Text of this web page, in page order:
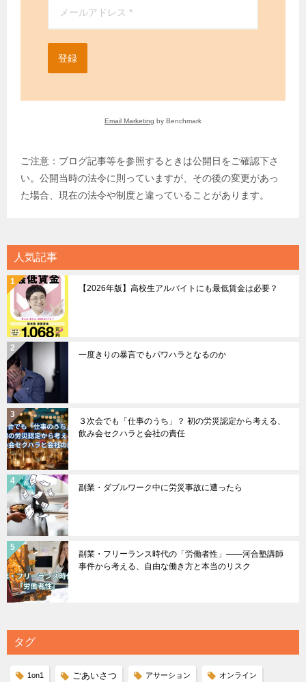
登録
Email Marketing by Benchmark
ご注意：ブログ記事等を参照するときは公開日をご確認下さ
い。公開当時の法令に則っていますが、その後の変更があっ
た場合、現在の法令や制度と違っていることがあります。
人気記事
【2026年版】高校生アルバイトにも最低賃金は必要？
一度きりの暴言でもパワハラとなるのか
３次会でも「仕事のうち」？ 初の労災認定から考える、
飲み会セクハラと会社の責任
副業・ダブルワーク中に労災事故に遭ったら
副業・フリーランス時代の「労働者性」――河合塾講師
事件から考える、自由な働き方と本当のリスク
タグ
1on1 ごあいさつ アサーション オンライン